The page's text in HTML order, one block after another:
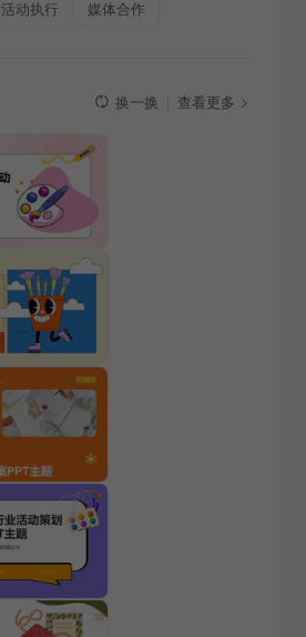
活动执行 媒体合作
换一换 查看更多